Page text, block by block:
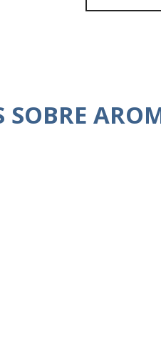
SOBRE